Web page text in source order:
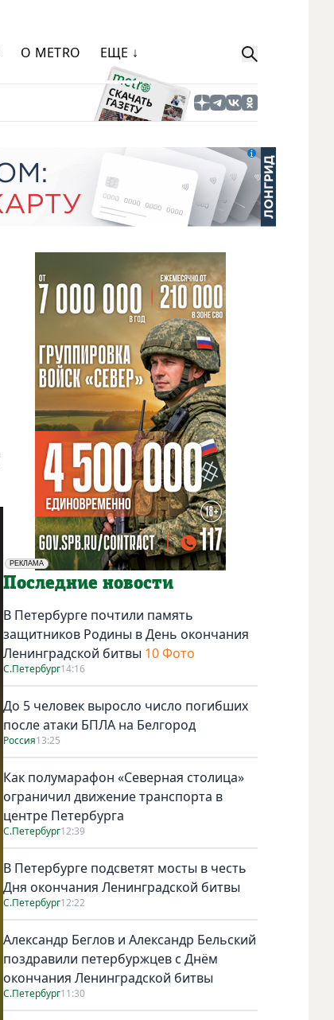
О METRO ЕЩЕ ↓
РЕКЛАМА
Социальная реклама
Последние новости
В Петербурге почтили память
защитников Родины в День окончания
Ленинградской битвы 10 Фото
С.Петербург14:16
До 5 человек выросло число погибших
после атаки БПЛА на Белгород
Россия13:25
Как полумарафон «Северная столица»
ограничил движение транспорта в
центре Петербурга
С.Петербург12:39
В Петербурге подсветят мосты в честь
Дня окончания Ленинградской битвы
С.Петербург12:22
Александр Беглов и Александр Бельский
поздравили петербуржцев с Днём
окончания Ленинградской битвы
С.Петербург11:30